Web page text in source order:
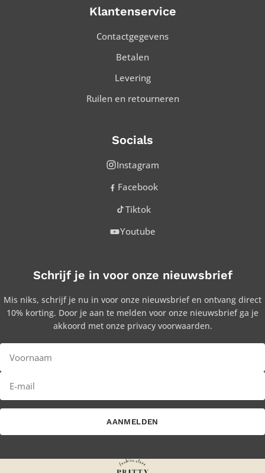
Klantenservice
Contactgegevens
Betalen
Levering
Ruilen en retourneren
Socials
Instagram
Facebook
Tiktok
Youtube
Schrijf je in voor onze nieuwsbrief
Mis niks, schrijf je nu in voor onze nieuwsbrief en ontvang direct
10% korting. Door je aan te melden voor onze nieuwsbrief ga je
akkoord met onze privacy voorwaarden.
AANMELDEN